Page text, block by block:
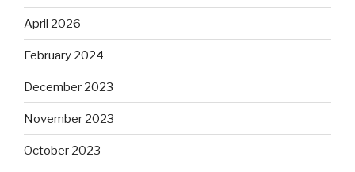
April 2026
February 2024
December 2023
November 2023
October 2023